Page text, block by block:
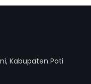
Kabupaten Pati